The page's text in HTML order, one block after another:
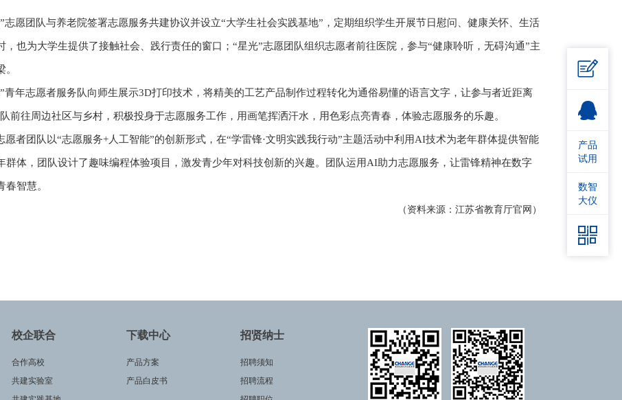
志愿团队与养老院签署志愿服务共建协议并设立“大学生社会实践基地”，定期组织学生开展节日慰问、健康关怀、生活
也为大学生提供了接触社会、践行责任的窗口；“星光”志愿团队组织志愿者前往医院，参与“健康聆听，无碍沟通”主
青年志愿者服务队向师生展示3D打印技术，将精美的工艺产品制作过程转化为通俗易懂的语言文字，让参与者近距离
前往周边社区与乡村，积极投身于志愿服务工作，用画笔挥洒汗水，用色彩点亮青春，体验志愿服务的乐趣。
者团队以“志愿服务+人工智能”的创新形式，在“学雷锋·文明实践我行动”主题活动中利用AI技术为老年群体提供智能
体，团队设计了趣味编程体验项目，激发青少年对科技创新的兴趣。团队运用AI助力志愿服务，让雷锋精神在数字
智慧。
（资料来源：江苏省教育厅官网）
校企联合
合作高校
共建实验室
下载中心
产品方案
产品白皮书
招贤纳士
招聘须知
招聘流程

产品
试用
数智
大仪
